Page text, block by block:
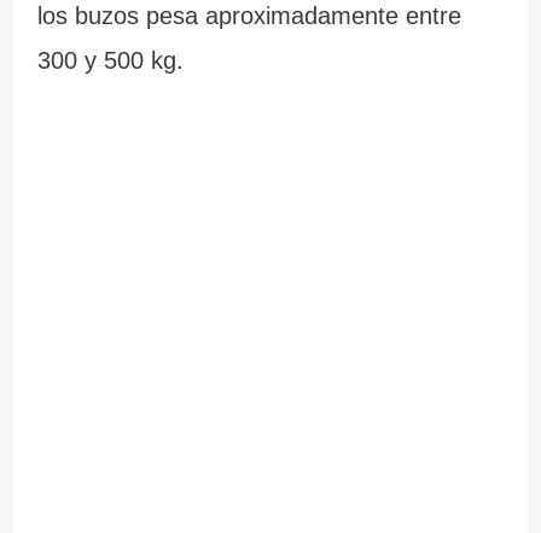
los buzos pesa aproximadamente entre
300 y 500 kg.